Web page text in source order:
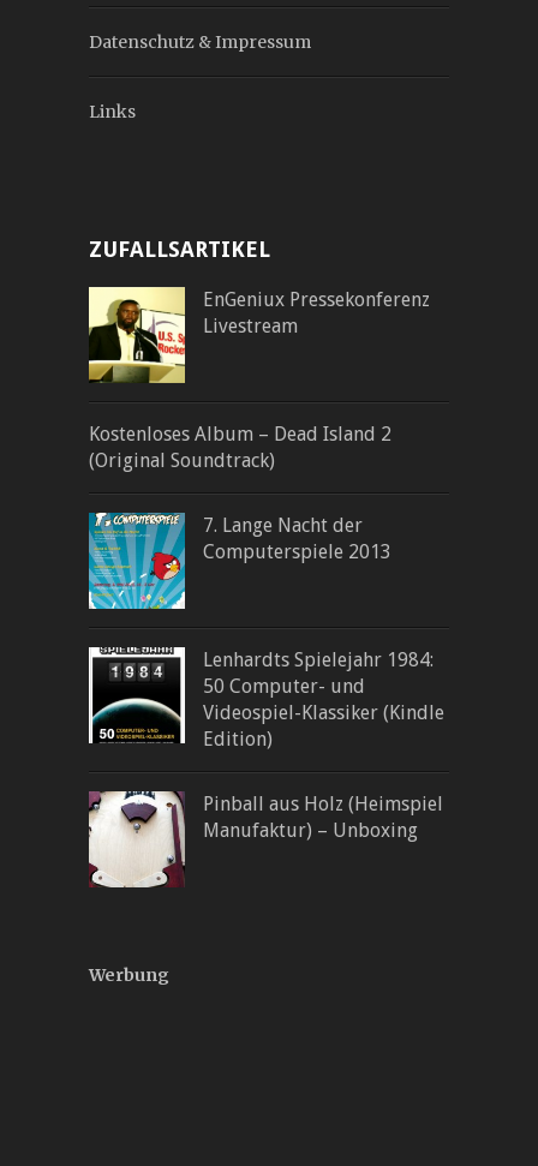
Datenschutz & Impressum
Links
ZUFALLSARTIKEL
EnGeniux Pressekonferenz
Livestream
Kostenloses Album – Dead Island 2
(Original Soundtrack)
7. Lange Nacht der
Computerspiele 2013
Lenhardts Spielejahr 1984:
50 Computer- und
Videospiel-Klassiker (Kindle
Edition)
Pinball aus Holz (Heimspiel
Manufaktur) – Unboxing
Werbung